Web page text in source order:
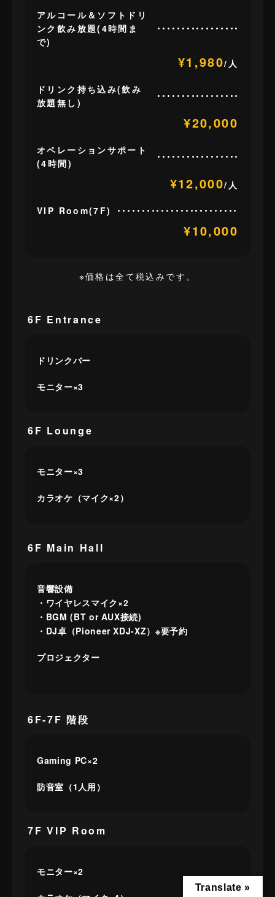
アルコール＆ソフトドリ
ンク飲み放題(4時間ま
で)
¥1,980/人
ドリンク持ち込み(飲み
放題無し)
¥20,000
オペレーションサポート
(4時間)
¥12,000/人
VIP Room(7F)
¥10,000
※価格は全て税込みです。
6F Entrance
ドリンクバー
モニター×3
6F Lounge
モニター×3
カラオケ（マイク×2）
6F Main Hall
音響設備
・ワイヤレスマイク×2
・BGM (BT or AUX接続)
・DJ卓（Pioneer XDJ-XZ）※要予約
プロジェクター
6F-7F 階段
Gaming PC×2
防音室（1人用）
7F VIP Room
モニター×2
Translate »